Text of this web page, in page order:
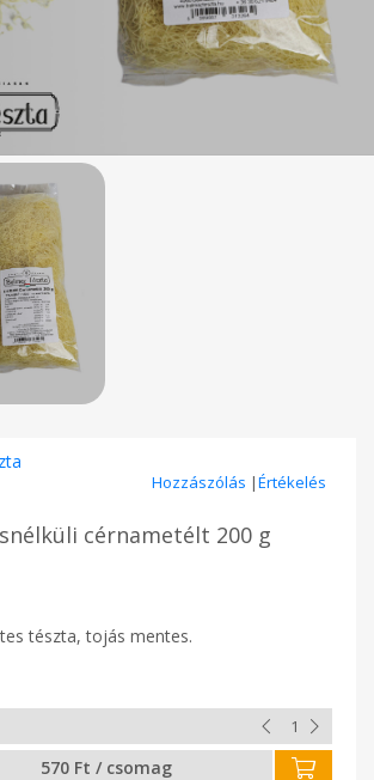
Hozzászólás |Értékelés
cérnametélt 200 g
tészta, tojás mentes.
570 Ft / csomag